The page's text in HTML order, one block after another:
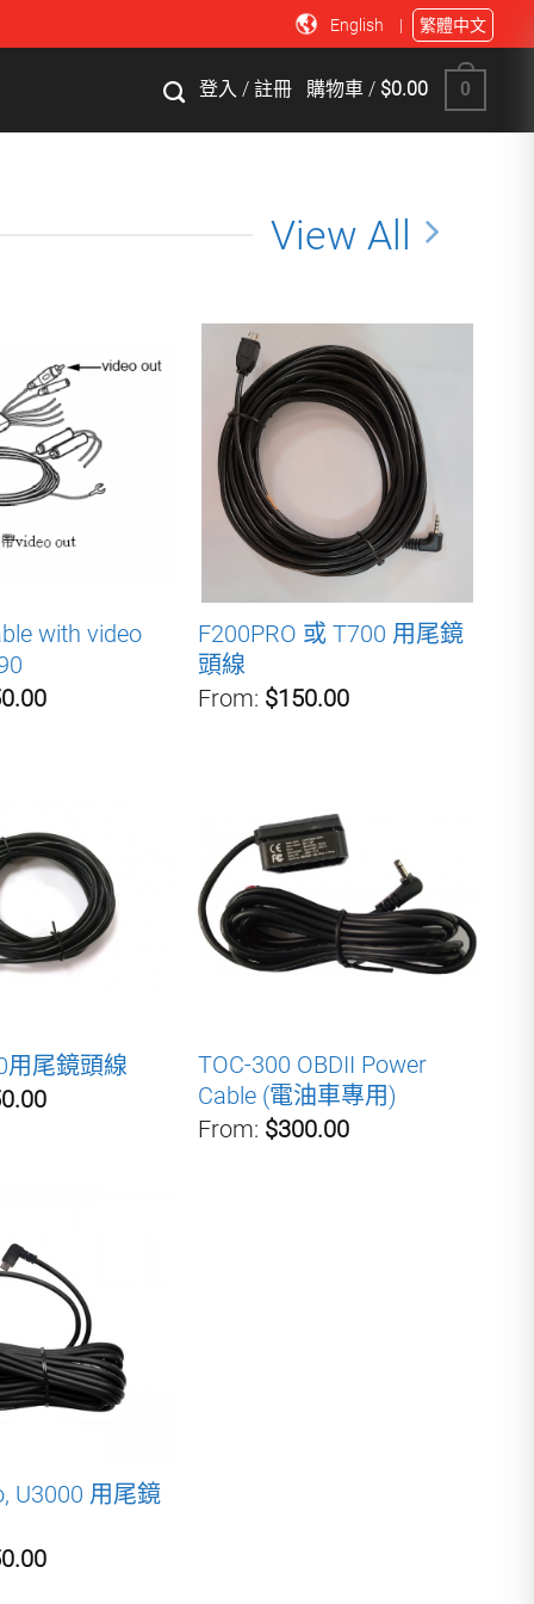
English | 繁體中文
登入 / 註冊 購物車 / $0.00 0
View All
with video
F200PRO 或 T700 用尾鏡
頭線
From: $150.00
用尾鏡頭線
TOC-300 OBDII Power
Cable (電油車專用)
From: $300.00
U3000 用尾鏡